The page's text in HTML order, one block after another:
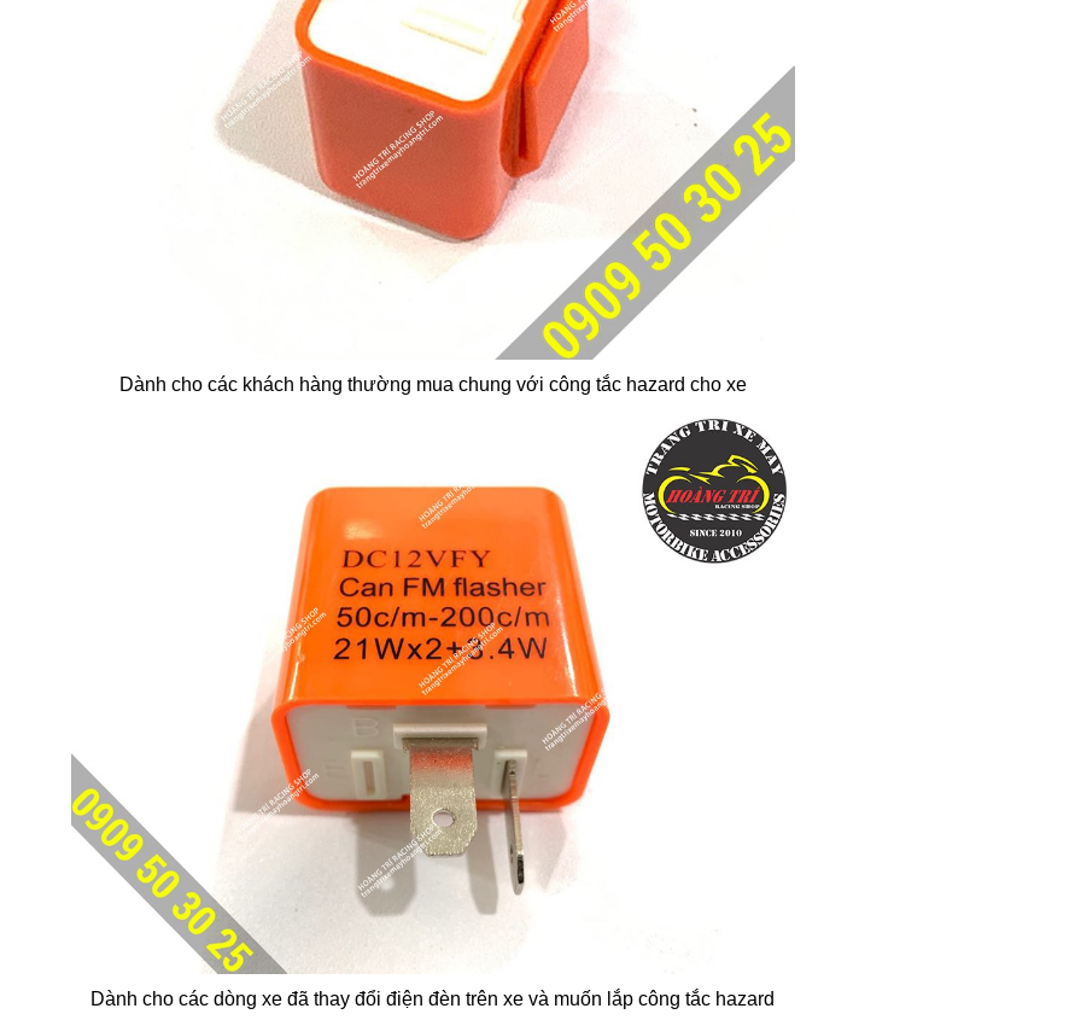
Dành cho các khách hàng thường mua chung với công tắc hazard cho xe
Dành cho các dòng xe đã thay đổi điện đèn trên xe và muốn lắp công tắc hazard